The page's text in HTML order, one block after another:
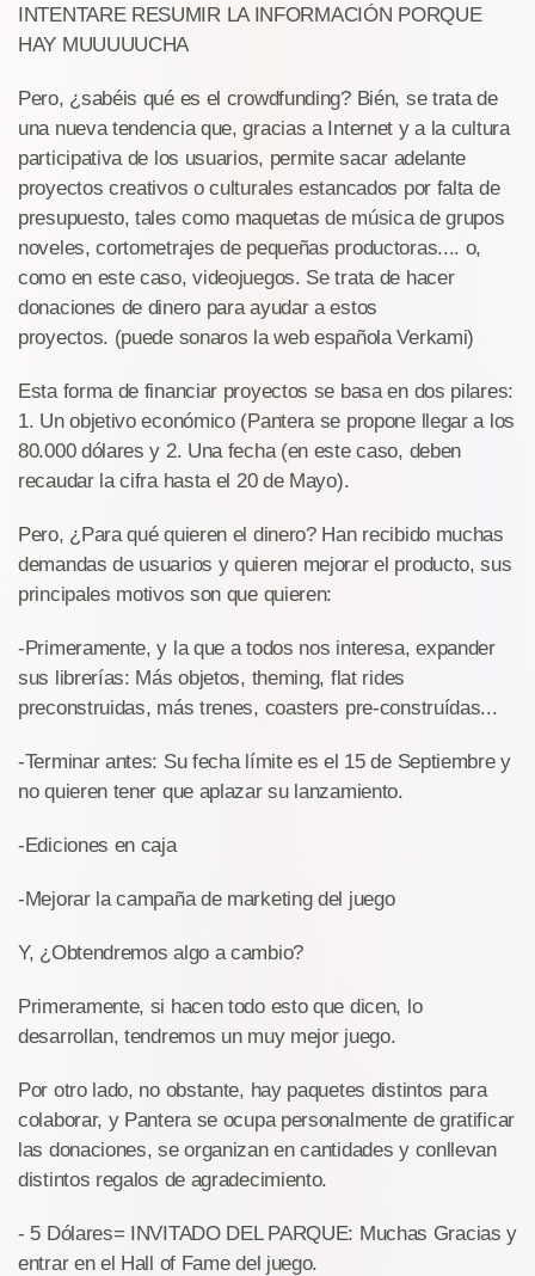
INTENTARE RESUMIR LA INFORMACIÓN PORQUE
HAY MUUUUUCHA
Pero, ¿sabéis qué es el crowdfunding? Bién, se trata de
una nueva tendencia que, gracias a Internet y a la cultura
participativa de los usuarios, permite sacar adelante
proyectos creativos o culturales estancados por falta de
presupuesto, tales como maquetas de música de grupos
noveles, cortometrajes de pequeñas productoras.... o,
como en este caso, videojuegos. Se trata de hacer
donaciones de dinero para ayudar a estos
proyectos. (puede sonaros la web española Verkami)
Esta forma de financiar proyectos se basa en dos pilares:
1. Un objetivo económico (Pantera se propone llegar a los
80.000 dólares y 2. Una fecha (en este caso, deben
recaudar la cifra hasta el 20 de Mayo).
Pero, ¿Para qué quieren el dinero? Han recibido muchas
demandas de usuarios y quieren mejorar el producto, sus
principales motivos son que quieren:
-Primeramente, y la que a todos nos interesa, expander
sus librerías: Más objetos, theming, flat rides
preconstruidas, más trenes, coasters pre-construídas...
-Terminar antes: Su fecha límite es el 15 de Septiembre y
no quieren tener que aplazar su lanzamiento.
-Ediciones en caja
-Mejorar la campaña de marketing del juego
Y, ¿Obtendremos algo a cambio?
Primeramente, si hacen todo esto que dicen, lo
desarrollan, tendremos un muy mejor juego.
Por otro lado, no obstante, hay paquetes distintos para
colaborar, y Pantera se ocupa personalmente de gratificar
las donaciones, se organizan en cantidades y conllevan
distintos regalos de agradecimiento.
- 5 Dólares= INVITADO DEL PARQUE: Muchas Gracias y
entrar en el Hall of Fame del juego.